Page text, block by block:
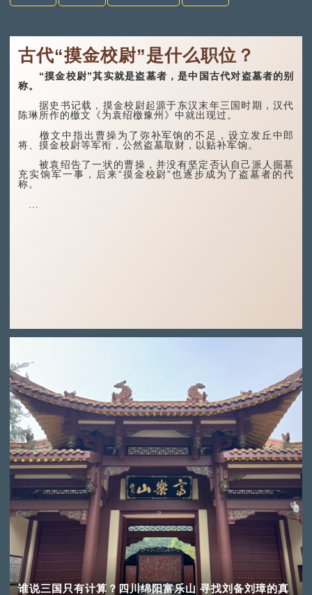
古代“摸金校尉”是什么职位？
“摸金校尉”其实就是盗墓者，是中国古代对盗墓者的别
称。
据史书记载，摸金校尉起源于东汉末年三国时期，汉代
陈琳所作的檄文《为袁绍檄豫州》中就出现过。
檄文中指出曹操为了弥补军饷的不足，设立发丘中郎
将、摸金校尉等军衔，公然盗墓取财，以贴补军饷。
被袁绍告了一状的曹操，并没有坚定否认自己派人掘墓
充实饷军一事，后来“摸金校尉”也逐步成为了盗墓者的代
称。
谁说三国只有计算？四川绵阳富乐山 寻找刘备刘璋的真